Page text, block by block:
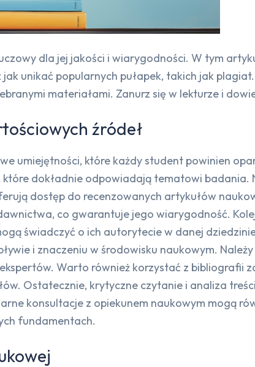
dla jej jakości i wiarygodności. W tym
unikać popularnych pułapek, takich jak
materiałami. Zanurz się w lekturze i
źródeł
umiejętności, które każdy student powinien
dokładnie odpowiadają tematowi badania.
dostęp do recenzowanych artykułów
co gwarantuje jego wiarygodność.
świadczyć o ich autorytecie w danej
i znaczeniu w środowisku naukowym.
Warto również korzystać z bibliografii
Ostatecznie, krytyczne czytanie i analiza
konsultacje z opiekunem naukowym mogą
fundamentach.